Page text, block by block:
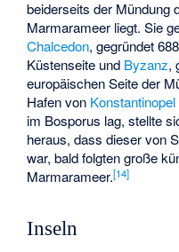
beiderseits der Mündung
Marmarameer liegt. Sie
Chalcedon, gegründet
Küstenseite und Byzanz,
europäischen Seite der
Hafen von Konstantinopel
im Bosporus lag, stellte
heraus, dass dieser von
war, bald folgten große
Marmarameer.[14]
Inseln